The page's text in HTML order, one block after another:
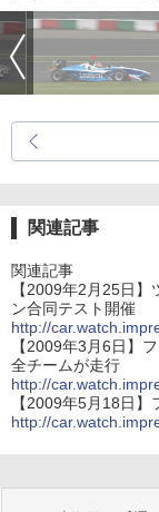
関連記事
関連記事
【2009年2月25日
ン合同テスト開催
http://
【2009年3月6日】
全チームが走行
http://
【2009年5月18日
http://